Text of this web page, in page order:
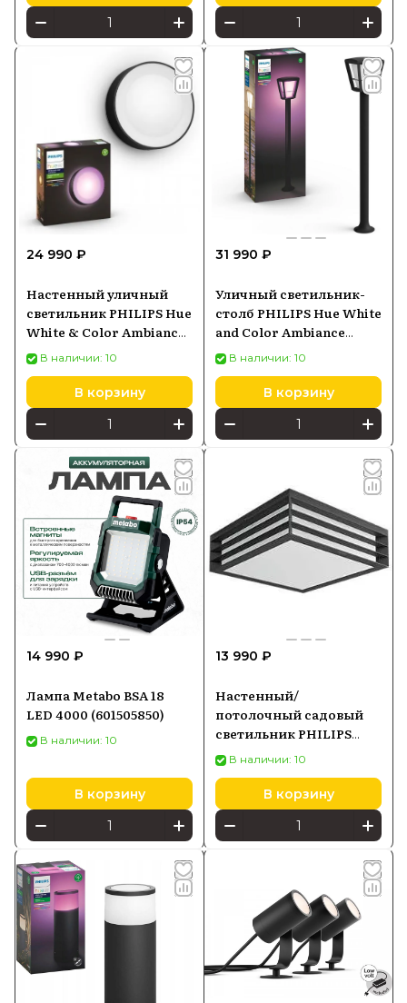
24 990 ₽
Настенный уличный
светильник PHILIPS Hue
White & Color Ambiance
Daylo черный
8718696174401
В наличии: 10
В корзину
31 990 ₽
Уличный светильник-
столб PHILIPS Hue White
and Color Ambiance
Econic черный 1744230P7
В наличии: 10
В корзину
14 990 ₽
Лампа Metabo BSA 18
LED 4000 (601505850)
В наличии: 10
В корзину
13 990 ₽
Настенный/
потолочный садовый
светильник PHILIPS
Moonshine 17350/93/Pn
В наличии: 10
В корзину